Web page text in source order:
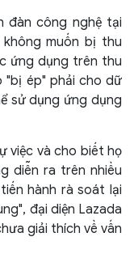
đàn công nghệ tại
muốn bị thu
ứng dụng trên thu
ép" phải cho dữ
sử dụng ứng dụng
việc và cho biết họ
diễn ra trên nhiều
hành rà soát lại
đại diện Lazada
giải thích về vấn